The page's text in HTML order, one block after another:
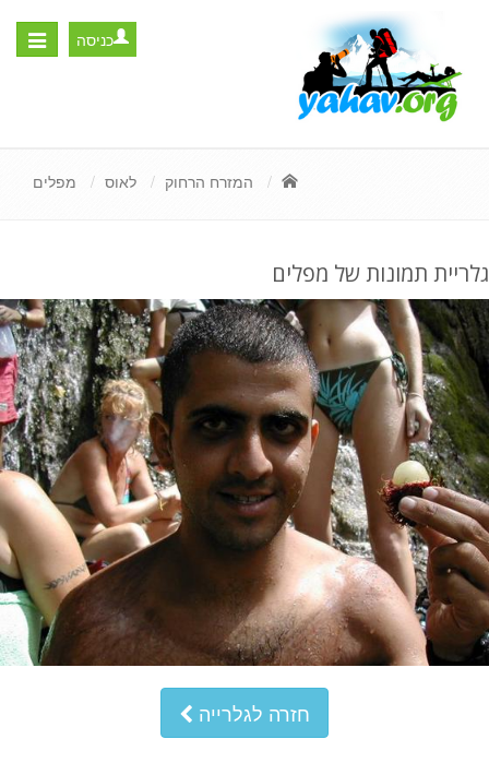
Toggle
כניסה
המזרח הרחוק לאוס מפלים
גלריית תמונות של מפלים
חזרה לגלרייה